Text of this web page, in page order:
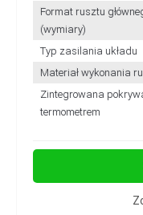
Format rusztu
(wymiary)
Typ zasilania układu
Materiał wykonania
Zintegrowana
termometrem